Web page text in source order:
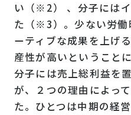
い（※2） 、分子には
た（※3）。少ない労働
ーティブな成果を上げ
産性が高いということに
分子には売上総利益を
が、２つの理由によっ
た。ひとつは中期の経